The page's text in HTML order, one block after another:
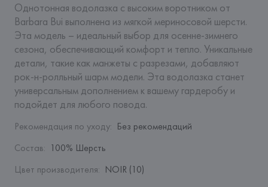
Однотонная водолазка с высоким воротником от
Barbara Bui выполнена из мягкой мериносовой шерсти.
Эта модель – идеальный выбор для осенне-зимнего
сезона, обеспечивающий комфорт и тепло. Уникальные
детали, такие как манжеты с разрезами, добавляют
рок-н-ролльный шарм модели. Эта водолазка станет
универсальным дополнением к вашему гардеробу и
подойдет для любого повода.
Рекомендация по уходу: Без рекомендаций
Состав: 100% Шерсть
Цвет производителя: NOIR (10)